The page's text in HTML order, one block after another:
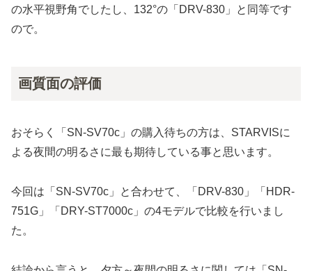
の水平視野角でしたし、132°の「DRV-830」と同等です
ので。
画質面の評価
おそらく「SN-SV70c」の購入待ちの方は、STARVISに
よる夜間の明るさに最も期待している事と思います。
今回は「SN-SV70c」と合わせて、「DRV-830」「HDR-
751G」「DRY-ST7000c」の4モデルで比較を行いまし
た。